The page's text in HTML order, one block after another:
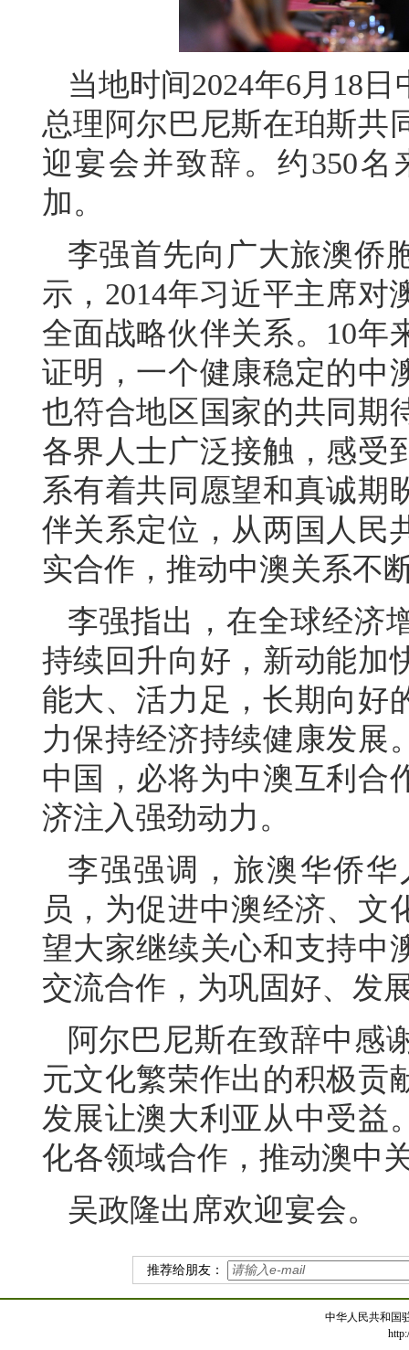
当地时间2024年6月18
总理阿尔巴尼斯在珀斯共
迎宴会并致辞。约350
加。
李强首先向广大旅澳侨
示，2014年习近平主席对
全面战略伙伴关系。10年
证明，一个健康稳定的中
也符合地区国家的共同期
各界人士广泛接触，感受
系有着共同愿望和真诚期
伴关系定位，从两国人民
实合作，推动中澳关系不
李强指出，在全球经济
持续回升向好，新动能加
能大、活力足，长期向好
力保持经济持续健康发展
中国，必将为中澳互利合
济注入强劲动力。
李强强调，旅澳华侨
员，为促进中澳经济、文
望大家继续关心和支持中
交流合作，为巩固好、发
阿尔巴尼斯在致辞中感
元文化繁荣作出的积极贡
发展让澳大利亚从中受益
化各领域合作，推动澳中
吴政隆出席欢迎宴会。
推荐给朋友：
中华人民共和国